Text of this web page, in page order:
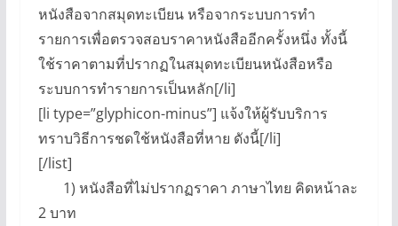
หนังสือจากสมุดทะเบียน หรือจากระบบการทำ
รายการเพื่อตรวจสอบราคาหนังสืออีกครั้งหนึ่ง ทั้งนี้
ใช้ราคาตามที่ปรากฏในสมุดทะเบียนหนังสือหรือ
ระบบการทำรายการเป็นหลัก[/li]
[li type=”glyphicon-minus”] แจ้งให้ผู้รับบริการ
ทราบวิธีการชดใช้หนังสือที่หาย ดังนี้[/li]
[/list]
1) หนังสือที่ไม่ปรากฏราคา ภาษาไทย คิดหน้าละ
2 บาท